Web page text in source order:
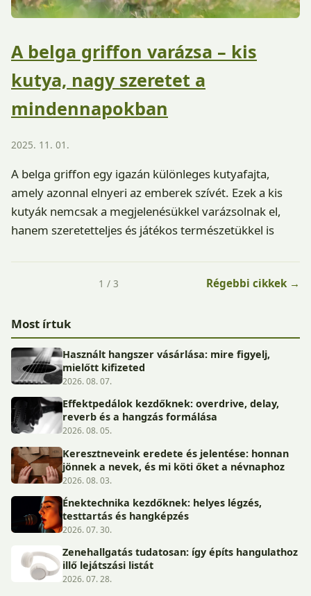
A belga griffon varázsa – kis
kutya, nagy szeretet a
mindennapokban
2025. 11. 01.
A belga griffon egy igazán különleges kutyafajta,
amely azonnal elnyeri az emberek szívét. Ezek a kis
kutyák nemcsak a megjelenésükkel varázsolnak el,
hanem szeretetteljes és játékos természetükkel is
1 / 3 Régebbi cikkek →
Most írtuk
Használt hangszer vásárlása: mire figyelj,
mielőtt kifizeted
2026. 08. 07.
Effektpedálok kezdőknek: overdrive, delay,
reverb és a hangzás formálása
2026. 08. 05.
Keresztneveink eredete és jelentése: honnan
jönnek a nevek, és mi köti őket a névnaphoz
2026. 08. 03.
Énektechnika kezdőknek: helyes légzés,
testtartás és hangképzés
2026. 07. 30.
Zenehallgatás tudatosan: így építs hangulathoz
illő lejátszási listát
2026. 07. 28.